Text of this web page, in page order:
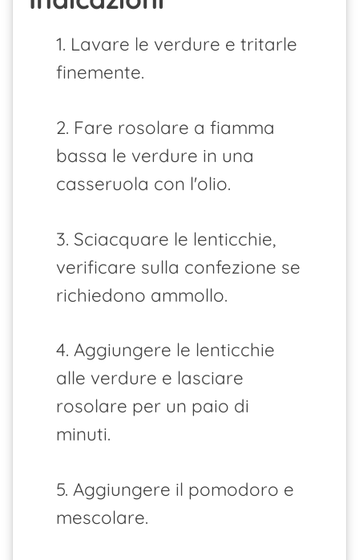
1. Lavare le verdure e tritarle
finemente.
2. Fare rosolare a fiamma
bassa le verdure in una
casseruola con l'olio.
3. Sciacquare le lenticchie,
verificare sulla confezione se
richiedono ammollo.
4. Aggiungere le lenticchie
alle verdure e lasciare
rosolare per un paio di
minuti.
5. Aggiungere il pomodoro e
mescolare.